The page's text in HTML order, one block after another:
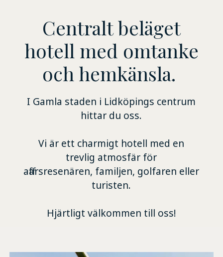
Centralt beläget
hotell med omtanke
och hemkänsla.
I Gamla staden i Lidköpings centrum
hittar du oss.
Vi är ett charmigt hotell med en
trevlig atmosfär för
affärsresenären, familjen, golfaren eller
turisten.
Hjärtligt välkommen till oss!